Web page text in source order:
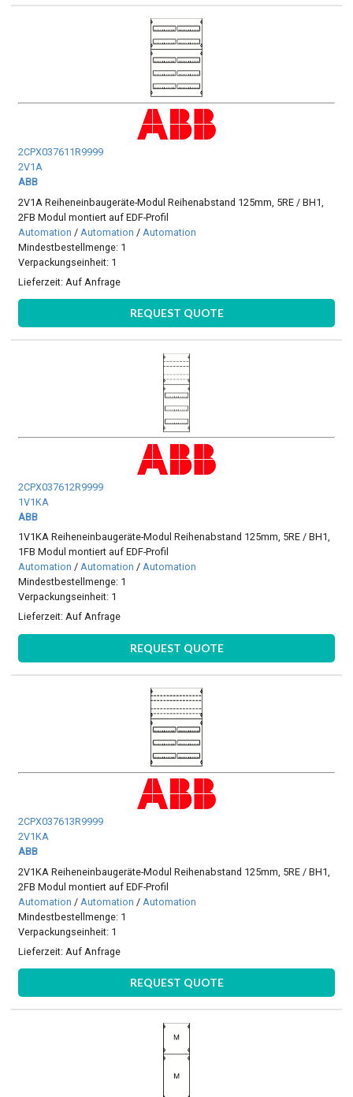
2CPX037611R9999
2V1A
ABB
2V1A Reiheneinbaugeräte-Modul Reihenabstand 125mm, 5RE / BH1,
2FB Modul montiert auf EDF-Profil
Automation / Automation / Automation
Mindestbestellmenge: 1
Verpackungseinheit: 1
Lieferzeit: Auf Anfrage
REQUEST QUOTE
2CPX037612R9999
1V1KA
ABB
1V1KA Reiheneinbaugeräte-Modul Reihenabstand 125mm, 5RE / BH1,
1FB Modul montiert auf EDF-Profil
Automation /Automation /Automation
Mindestbestellmenge: 1
Verpackungseinheit: 1
Lieferzeit:Auf Anfrage
REQUEST QUOTE
2CPX037613R9999
2V1KA
ABB
2V1KA Reiheneinbaugeräte-Modul Reihenabstand 125mm, 5RE / BH1,
2FB Modul montiert auf EDF-Profil
Automation / Automation / Automation
Mindestbestellmenge: 1
Verpackungseinheit: 1
Lieferzeit: Auf Anfrage
REQUEST QUOTE